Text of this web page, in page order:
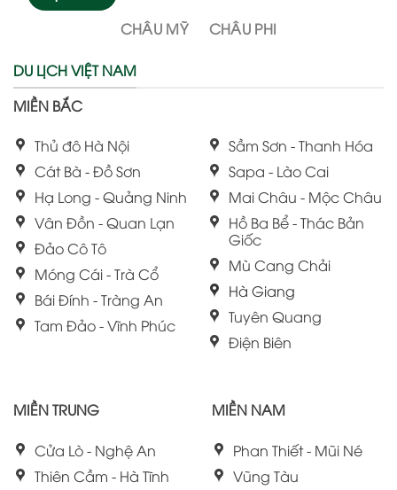
CHÂU MỸ
CHÂU PHI
DU LỊCH VIỆT NAM
MIỀN BẮC
Thủ đô Hà Nội
Cát Bà - Đồ Sơn
Hạ Long - Quảng Ninh
Vân Đồn - Quan Lạn
Đảo Cô Tô
Móng Cái - Trà Cổ
Bái Đính - Tràng An
Tam Đảo - Vĩnh Phúc
Sầm Sơn - Thanh Hóa
Sapa - Lào Cai
Mai Châu - Mộc Châu
Hồ Ba Bể - Thác Bản
Giốc
Mù Cang Chải
Hà Giang
Tuyên Quang
Điện Biên
MIỀN TRUNG
Cửa Lò - Nghệ An
Thiên Cầm - Hà Tĩnh
MIỀN NAM
Phan Thiết - Mũi Né
Vũng Tàu